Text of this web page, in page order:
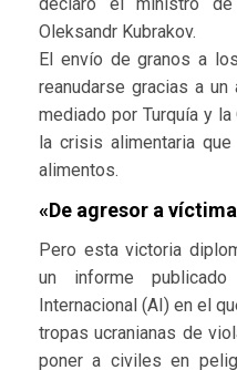
Oleksandr Kubrakov.
El envío de granos a
reanudarse gracias a
mediado por Turquía y
la crisis alimentaria
alimentos.
«De agresor a
Pero esta victoria
un informe
Internacional (AI) en el
tropas ucranianas de
poner a civiles en